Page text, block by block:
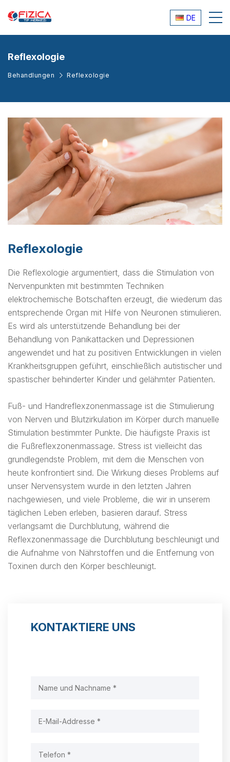
DE
Reflexologie
Behandlungen Reflexologie
Reflexologie
Die Reflexologie argumentiert, dass die Stimulation von
Nervenpunkten mit bestimmten Techniken
elektrochemische Botschaften erzeugt, die wiederum das
entsprechende Organ mit Hilfe von Neuronen stimulieren.
Es wird als unterstützende Behandlung bei der
Behandlung von Panikattacken und Depressionen
angewendet und hat zu positiven Entwicklungen in vielen
Krankheitsgruppen geführt, einschließlich autistischer und
spastischer behinderter Kinder und gelähmter Patienten.
Fuß- und Handreflexzonenmassage ist die Stimulierung
von Nerven und Blutzirkulation im Körper durch manuelle
Stimulation bestimmter Punkte. Die häufigste Praxis ist
die Fußreflexzonenmassage. Stress ist vielleicht das
grundlegendste Problem, mit dem die Menschen von
heute konfrontiert sind. Die Wirkung dieses Problems auf
unser Nervensystem wurde in den letzten Jahren
nachgewiesen, und viele Probleme, die wir in unserem
täglichen Leben erleben, basieren darauf. Stress
verlangsamt die Durchblutung, während die
Reflexzonenmassage die Durchblutung beschleunigt und
die Aufnahme von Nährstoffen und die Entfernung von
Toxinen durch den Körper beschleunigt.
KONTAKTIERE UNS